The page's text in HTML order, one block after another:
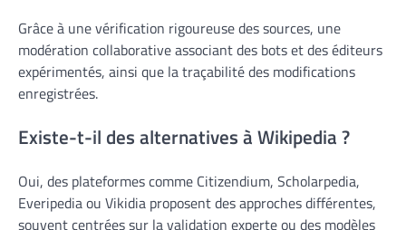
Grâce à une vérification rigoureuse des sources, une
modération collaborative associant des bots et des éditeurs
expérimentés, ainsi que la traçabilité des modifications
enregistrées.
Existe-t-il des alternatives à Wikipedia ?
Oui, des plateformes comme Citizendium, Scholarpedia,
Everipedia ou Vikidia proposent des approches différentes,
souvent centrées sur la validation experte ou des modèles